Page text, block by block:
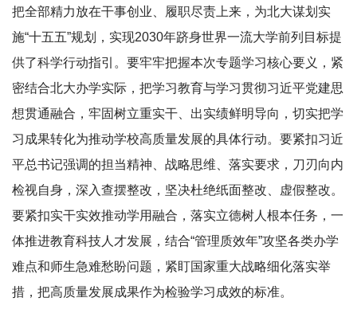
把全部精力放在干事创业、履职尽责上来，为北大谋划实
施“十五五”规划，实现2030年跻身世界一流大学前列目标提
供了科学行动指引。要牢牢把握本次专题学习核心要义，紧
密结合北大办学实际，把学习教育与学习贯彻习近平党建思
想贯通融合，牢固树立重实干、出实绩鲜明导向，切实把学
习成果转化为推动学校高质量发展的具体行动。要紧扣习近
平总书记强调的担当精神、战略思维、落实要求，刀刃向内
检视自身，深入查摆整改，坚决杜绝纸面整改、虚假整改。
要紧扣实干实效推动学用融合，落实立德树人根本任务，一
体推进教育科技人才发展，结合“管理质效年”攻坚各类办学
难点和师生急难愁盼问题，紧盯国家重大战略细化落实举
措，把高质量发展成果作为检验学习成效的标准。